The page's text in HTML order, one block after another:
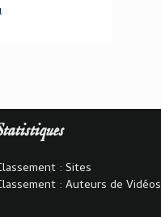
: Sites
: Auteurs de Vidéos